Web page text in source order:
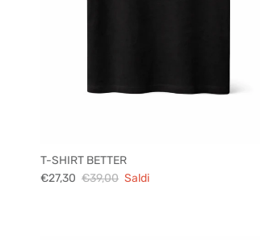
T-SHIRT BETTER
€27,30 €39,00 Saldi